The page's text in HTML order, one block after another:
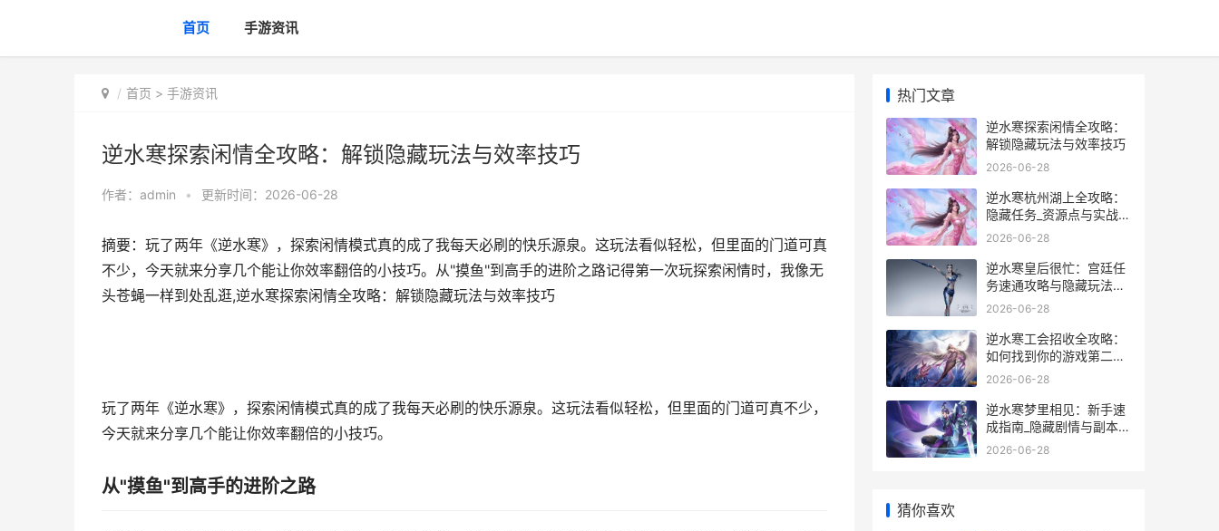
首页 手游资讯
首页 > 手游资讯
逆水寒探索闲情全攻略：解锁隐藏玩法与效率技巧
作者： admin • 更新时间：2026-06-28
摘要：玩了两年《逆水寒》，探索闲情模式真的成了我每天必刷的快乐源泉。这玩法看似轻松，但里面的门道可真
不少，今天就来分享几个能让你效率翻倍的小技巧。从"摸鱼"到高手的进阶之路记得第一次玩探索闲情时，我像无
头苍蝇一样到处乱逛,逆水寒探索闲情全攻略：解锁隐藏玩法与效率技巧
玩了两年《逆水寒》，探索闲情模式真的成了我每天必刷的快乐源泉。这玩法看似轻松，但里面的门道可真不少，
今天就来分享几个能让你效率翻倍的小技巧。
从"摸鱼"到高手的进阶之路
热门文章
逆水寒探索闲情全攻略：
解锁隐藏玩法与效率技巧
2026-06-28
逆水寒杭州湖上全攻略：
隐藏任务_资源点与实战技
巧
2026-06-28
逆水寒皇后很忙：宫廷任
务速通攻略与隐藏玩法全
解析
2026-06-28
逆水寒工会招收全攻略：
如何找到你的游戏第二个
家
2026-06-28
逆水寒梦里相见：新手速
成指南_隐藏剧情与副本技
巧全揭秘
2026-06-28
猜你喜欢